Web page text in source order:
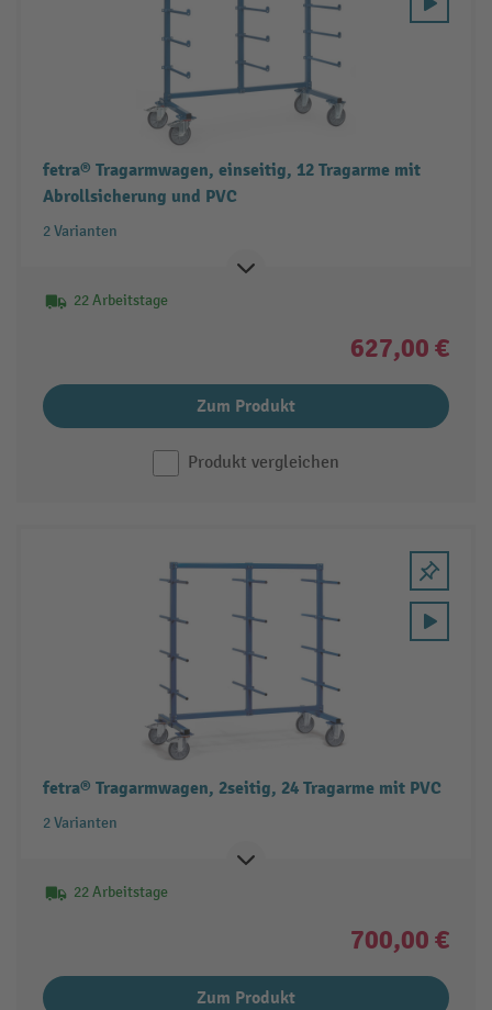
fetra® Tragarmwagen, einseitig, 12 Tragarme mit
Abrollsicherung und PVC
2 Varianten
22 Arbeitstage
627,00 €
Zum Produkt
Produkt vergleichen
fetra® Tragarmwagen, 2seitig, 24 Tragarme mit PVC
2 Varianten
22 Arbeitstage
700,00 €
Zum Produkt